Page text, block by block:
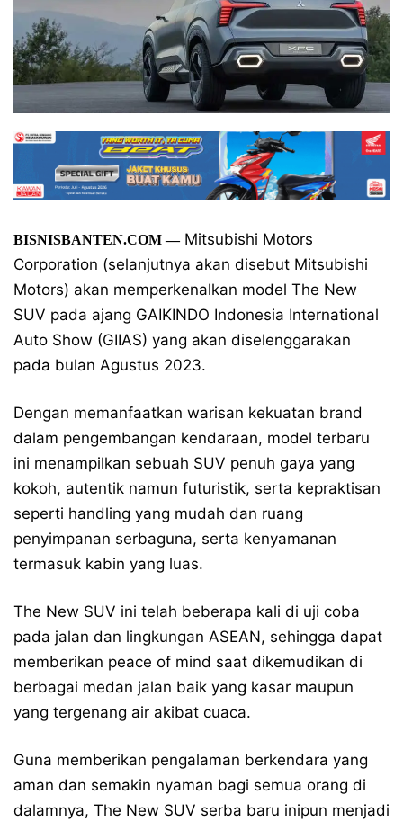
BISNISBANTEN.COM —Mitsubishi Motors
Corporation (selanjutnya akan disebut Mitsubishi
Motors) akan memperkenalkan model The New
SUV pada ajang GAIKINDO Indonesia International
Auto Show (GIIAS) yang akan diselenggarakan
pada bulan Agustus 2023.
Dengan memanfaatkan warisan kekuatan brand
dalam pengembangan kendaraan, model terbaru
ini menampilkan sebuah SUV penuh gaya yang
kokoh, autentik namun futuristik, serta kepraktisan
seperti handling yang mudah dan ruang
penyimpanan serbaguna, serta kenyamanan
termasuk kabin yang luas.
The New SUV ini telah beberapa kali di uji coba
pada jalan dan lingkungan ASEAN, sehingga dapat
memberikan peace of mind saat dikemudikan di
berbagai medan jalan baik yang kasar maupun
yang tergenang air akibat cuaca.
Guna memberikan pengalaman berkendara yang
aman dan semakin nyaman bagi semua orang di
dalamnya, The New SUV serba baru inipun menjadi